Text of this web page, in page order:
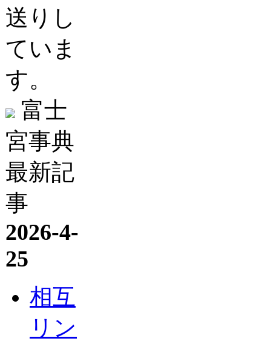
送りし
ていま
す。
富士
宮事典
最新記
事
2026-4-
25
相互
リン